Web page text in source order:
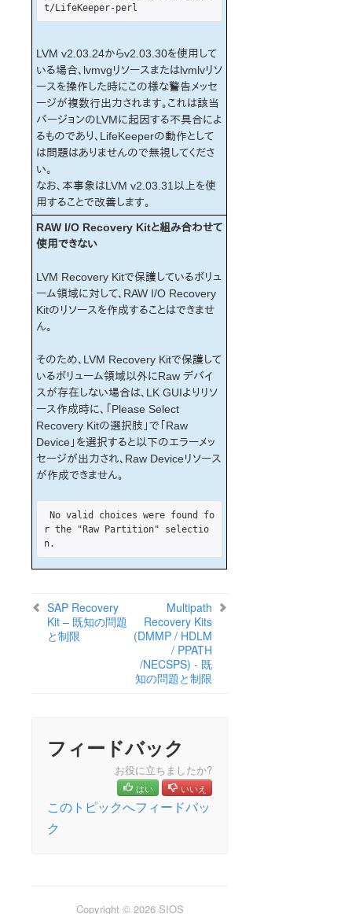
LifeKeeper が開始するフェイルオーバーの一般的
な原因
インストール – 既知の問題と制限
LifeKeeper Core – 既知の問題と制限
インターネット / IP ライセンス - 既知の問題と制
限
GUI – 既知の問題と制限
データレプリケーション – 既知の問題と制限
Apache - 既知の問題と制限
Oracle Recovery Kit – 既知の問題と制限
MySQL – 既知の問題と制限
限
SAP Recovery Kit – 既知の問題と制限
LVM Recovery Kit – 既知の問題と制限
DMMP Recovery Kit – 既知の問題と制限
DB2 Recovery Kit – 既知の問題と制限
Sybase ASE Recovery Kit – 既知の問題と制
限
WebSphere MQ Recovery Kit – 既知の問題
と制限
SAP HANA – 既知の問題と制限
Oracle Cloud Infrastructure (OCI) 上で
LifeKeeper を使用する際の既知の問題/制限
Perl 5.8.8からPerl 5.32.1へのアップグレード
LDAPまたはActive Directoryの認証サーバーに十
分な可用性がない場合の通信障害
不完全なリソースの作成
不完全なリソースの優先順位の変更
階層の設定中に共有ストレージが見つからない
手動リカバリ時のパニックからの復旧
Out-of-Service 階層の復旧
リソースタグ名の制限
シリアル (TTY) コンソールの警告
システムが init 状態 S に遷移しているという警告
t/LifeKeeper-perl
LVM v2.03.24からv2.03.30を使用して
いる場合、lvmvgリソースまたはlvmlvリソ
ースを操作した時にこの様な警告メッセ
ージが複数行出力されます。これは該当
バージョンのLVMに起因する不具合によ
るものであり、LifeKeeperの動作として
は問題はありませんので無視してくださ
い。
なお、本事象はLVM v2.03.31以上を使
用することで改善します。
RAW I/O Recovery Kitと組み合わせて
使用できない
LVM Recovery Kitで保護しているボリュ
ーム領域に対して、RAW I/O Recovery
Kitのリソースを作成することはできませ
ん。
そのため、LVM Recovery Kitで保護して
いるボリューム領域以外にRaw デバイ
スが存在しない場合は、LK GUIよりリソ
ース作成時に、「Please Select
Recovery Kitの選択肢」で「Raw
Device」を選択すると以下のエラーメッ
セージが出力され、Raw Deviceリソース
が作成できません。
r the "Raw Partition" selectio
n.
SAP Recovery
Kit – 既知の問題
と制限
Multipath
Recovery Kits
(DMMP / HDLM
/ PPATH
/NECSPS) - 既
知の問題と制限
フィードバック
お役に立ちましたか?
はい いいえ
このトピックへフィードバッ
ク
Copyright © 2026 SIOS